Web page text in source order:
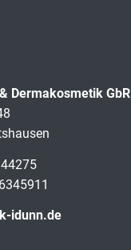
Derma­kosmetik GbR
idunn.de